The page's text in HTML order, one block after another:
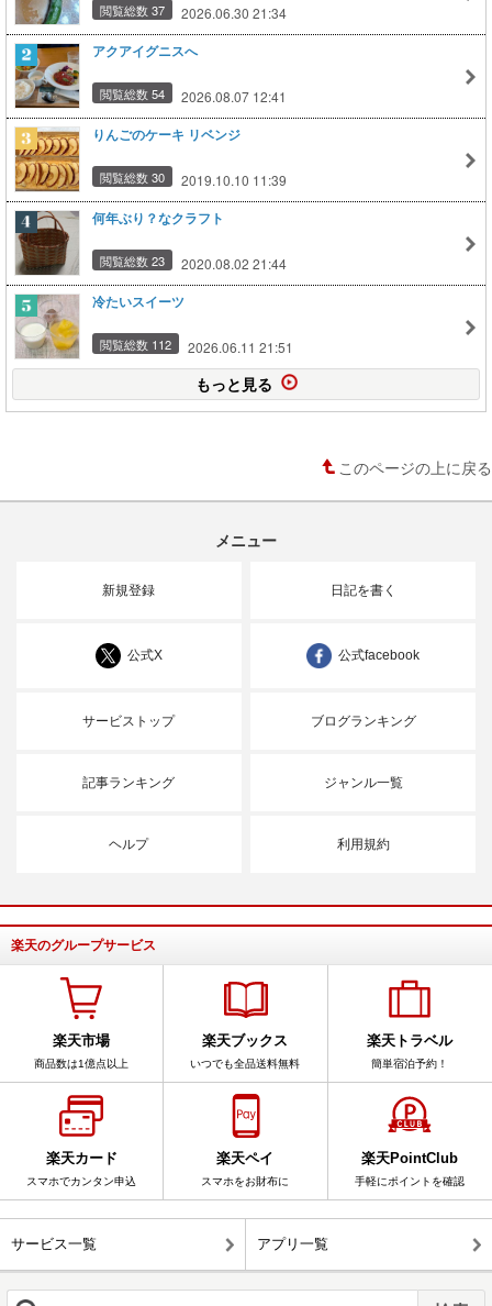
閲覧総数 37 2026.06.30 21:34
アクアイグニスへ
閲覧総数 54 2026.08.07 12:41
りんごのケーキ リベンジ
閲覧総数 30 2019.10.10 11:39
何年ぶり？なクラフト
閲覧総数 23 2020.08.02 21:44
冷たいスイーツ
閲覧総数 112 2026.06.11 21:51
もっと見る
このページの上に戻る
メニュー
新規登録 日記を書く
公式X 公式facebook
サービストップ ブログランキング
記事ランキング ジャンル一覧
ヘルプ 利用規約
楽天のグループサービス
楽天市場
商品数は1億点以上
楽天ブックス
いつでも全品送料無料
楽天トラベル
簡単宿泊予約！
楽天カード
スマホでカンタン申込
楽天ペイ
スマホをお財布に
楽天PointClub
手軽にポイントを確認
サービス一覧 アプリ一覧